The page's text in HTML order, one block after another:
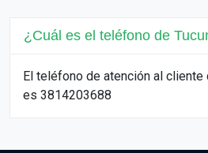
¿Cuál es el teléfono de
El teléfono de atención al cliente
es 3814203688